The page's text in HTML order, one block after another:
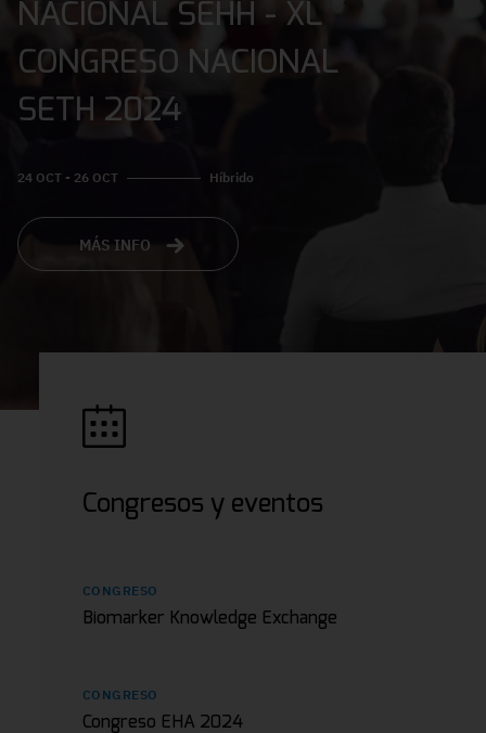
NACIONAL SEHH - XL
CONGRESO NACIONAL
SETH 2024
24 OCT - 26 OCT Híbrido
MÁS INFO
Congresos y eventos
CONGRESO
Biomarker Knowledge Exchange
CONGRESO
Congreso EHA 2024